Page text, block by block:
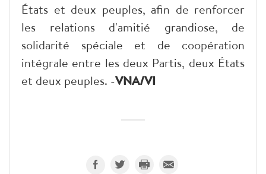
États et deux peuples, afin de renforcer
les relations d'amitié grandiose, de
solidarité spéciale et de coopération
intégrale entre les deux Partis, deux États
et deux peuples. -VNA/VI